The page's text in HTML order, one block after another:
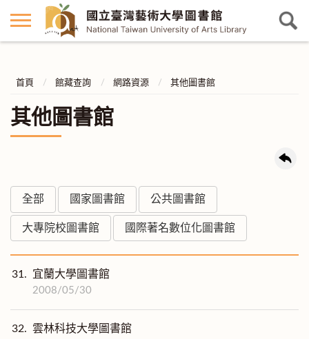
首頁 館藏查詢 網路資源 其他圖書館
其他圖書館
全部 國家圖書館 公共圖書館
大專院校圖書館 國際著名數位化圖書館
31. 宜蘭大學圖書館
2008/05/30
32. 雲林科技大學圖書館